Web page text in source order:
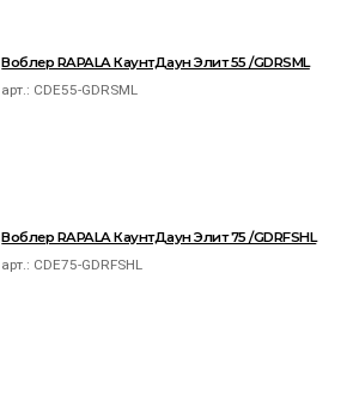
Воблер RAPALA КаунтДаун Элит 55 /GDRSML
арт.: CDE55-GDRSML
Воблер RAPALA КаунтДаун Элит 75 /GDRFSHL
арт.: CDE75-GDRFSHL